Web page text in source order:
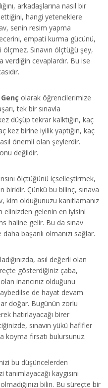
arkadaşlarına nasıl bir
hangi yeteneklere
senin resim yapma
empati kurma gücünü,
ölçmez. Sınavın ölçtüğü şey,
cevaplardır. Bu ise
olarak öğrencilerimize
tek bir sınavla
düşüp tekrar kalktığın, kaç
kez birine iyilik yaptığın, kaç
önemli olan şeylerdir.
değildir.
ölçtüğünü içselleştirmek,
biridir. Çünkü bu bilinç, sınava
kim olduğunuzu kanıtlamanız
gelenin en iyisini
haline gelir. Bu da sınav
başarılı olmanızı sağlar.
asıl değerli olan
gösterdiğiniz çaba,
inancınız olduğunu
de hayat devam
doğar. Bugünün zorlu
hatırlayacağı birer
sınavın yükü hafifler
fırsatı bulursunuz.
bu düşüncelerden
kaygısını
bilin. Bu süreçte bir